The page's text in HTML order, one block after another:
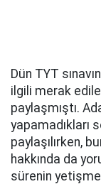
Dün TYT
ilgili merak
paylaşmıştı.
yapamadıkları
paylaşılırken,
hakkında da
sürenin